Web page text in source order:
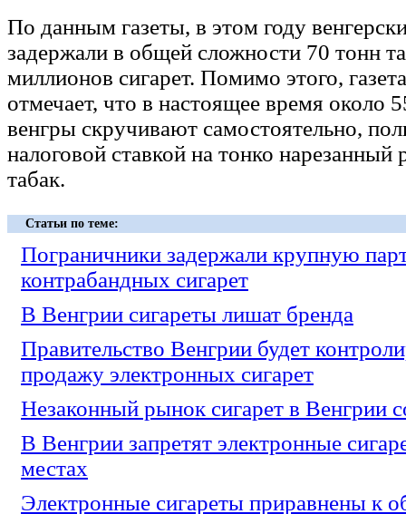
По данным газеты, в этом году
задержали в общей сложности 70 тонн
миллионов сигарет. Помимо этого,
отмечает, что в настоящее время около
венгры скручивают самостоятельно,
налоговой ставкой на тонко нарезанный
табак.
Статьи по теме:
Пограничники задержали крупную
контрабандных сигарет
В Венгрии сигареты лишат бренда
Правительство Венгрии будет
продажу электронных сигарет
Незаконный рынок сигарет в Венгрии
В Венгрии запретят электронные
местах
Электронные сигареты приравнены к